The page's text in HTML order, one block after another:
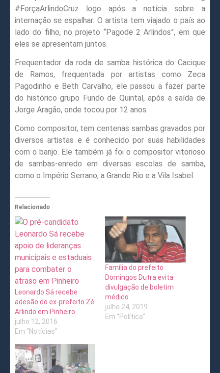
#ForçaArlindoCruz logo após a notícia sobre a
internação se espalhar. O artista tem viajado o país ao
lado do filho, no projeto “Pagode 2 Arlindos”, em que
eles se apresentam juntos.
Frequentador da roda de samba histórica do Cacique
de Ramos, frequentada por artistas como Zeca
Pagodinho e Beth Carvalho, ele passou a fazer parte
do histórico grupo Fundo de Quintal, após a saída de
Jorge Aragão, onde tocou por 12 anos.
Como compositor, tem centenas sambas gravados por
diversos artistas e é conhecido por suas habilidades
com o banjo. Ele também já foi o compositor vitorioso
de sambas-enredo em diversas escolas de samba,
como o Império Serrano, a Grande Rio e a Vila Isabel.
Relacionado
Leonardo Sá recebe
adesão do ex-prefeito Zé
Arlindo em Pinheiro
julho 12, 2016
Em "Notícias"
Família do prefeito
Domingos Dutra evita
divulgação de boletim
médico
julho 24, 2019
Em "Política"